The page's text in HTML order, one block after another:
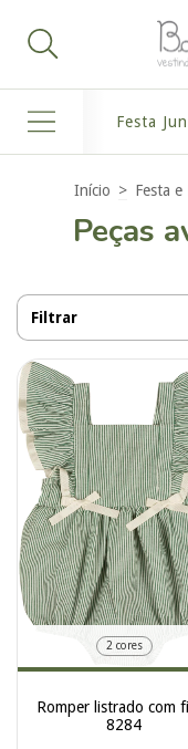
Festa
Início > Festa e
Peças
Filtrar
2 cores
Romper listrado com
8284